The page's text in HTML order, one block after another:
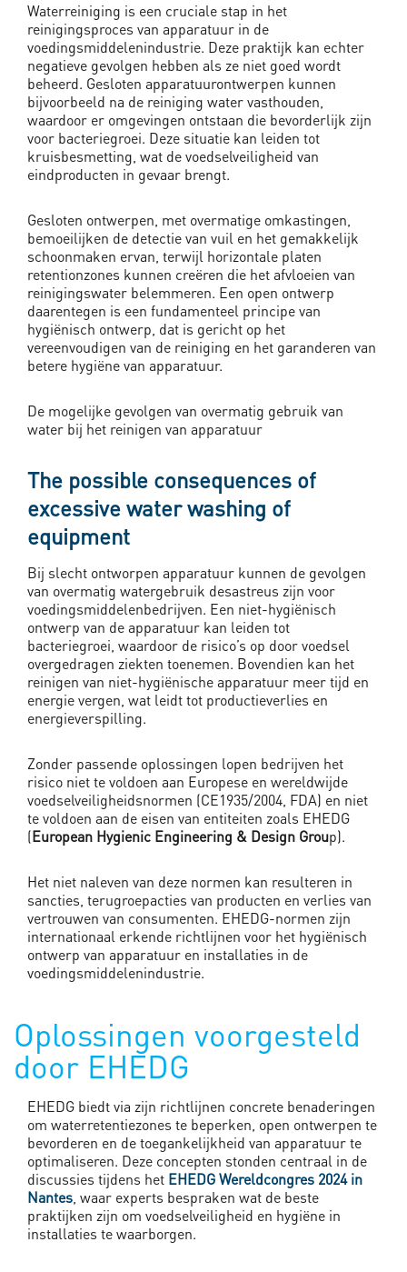
Waterreiniging is een cruciale stap in het
reinigingsproces van apparatuur in de
voedingsmiddelenindustrie. Deze praktijk kan echter
negatieve gevolgen hebben als ze niet goed wordt
beheerd. Gesloten apparatuurontwerpen kunnen
bijvoorbeeld na de reiniging water vasthouden,
waardoor er omgevingen ontstaan die bevorderlijk zijn
voor bacteriegroei. Deze situatie kan leiden tot
kruisbesmetting, wat de voedselveiligheid van
eindproducten in gevaar brengt.
Gesloten ontwerpen, met overmatige omkastingen,
bemoeilijken de detectie van vuil en het gemakkelijk
schoonmaken ervan, terwijl horizontale platen
retentionzones kunnen creëren die het afvloeien van
reinigingswater belemmeren. Een open ontwerp
daarentegen is een fundamenteel principe van
hygiënisch ontwerp, dat is gericht op het
vereenvoudigen van de reiniging en het garanderen van
betere hygiëne van apparatuur.
De mogelijke gevolgen van overmatig gebruik van
water bij het reinigen van apparatuur
The possible consequences of
excessive water washing of
equipment
Bij slecht ontworpen apparatuur kunnen de gevolgen
van overmatig watergebruik desastreus zijn voor
voedingsmiddelenbedrijven. Een niet-hygiënisch
ontwerp van de apparatuur kan leiden tot
bacteriegroei, waardoor de risico’s op door voedsel
overgedragen ziekten toenemen. Bovendien kan het
reinigen van niet-hygiënische apparatuur meer tijd en
energie vergen, wat leidt tot productieverlies en
energieverspilling.
Zonder passende oplossingen lopen bedrijven het
risico niet te voldoen aan Europese en wereldwijde
voedselveiligheidsnormen (CE1935/2004, FDA) en niet
te voldoen aan de eisen van entiteiten zoals EHEDG
(European Hygienic Engineering & Design Group).
Het niet naleven van deze normen kan resulteren in
sancties, terugroepacties van producten en verlies van
vertrouwen van consumenten. EHEDG-normen zijn
internationaal erkende richtlijnen voor het hygiënisch
ontwerp van apparatuur en installaties in de
voedingsmiddelenindustrie.
Oplossingen voorgesteld
door EHEDG
EHEDG biedt via zijn richtlijnen concrete benaderingen
om waterretentiezones te beperken, open ontwerpen te
bevorderen en de toegankelijkheid van apparatuur te
optimaliseren. Deze concepten stonden centraal in de
discussies tijdens het EHEDG Wereldcongres 2024 in
Nantes , waar experts bespraken wat de beste
praktijken zijn om voedselveiligheid en hygiëne in
installaties te waarborgen.